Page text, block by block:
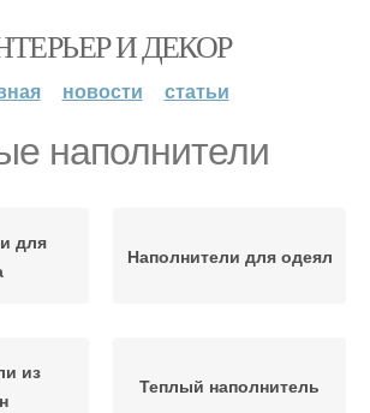
И ДЕКОР
новости статьи
наполнители
для
Наполнители для одеял
из
Теплый наполнитель